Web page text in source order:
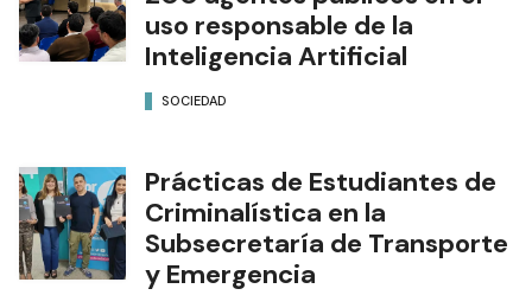
uso responsable de la
Inteligencia Artificial
SOCIEDAD
Prácticas de Estudiantes de
Criminalística en la
Subsecretaría de Transporte
y Emergencia